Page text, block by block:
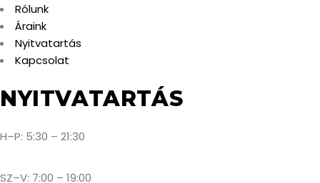
Rólunk
Áraink
Nyitvatartás
Kapcsolat
NYITVATARTÁS
H–P: 5:30 – 21:30
SZ–V: 7:00 – 19:00